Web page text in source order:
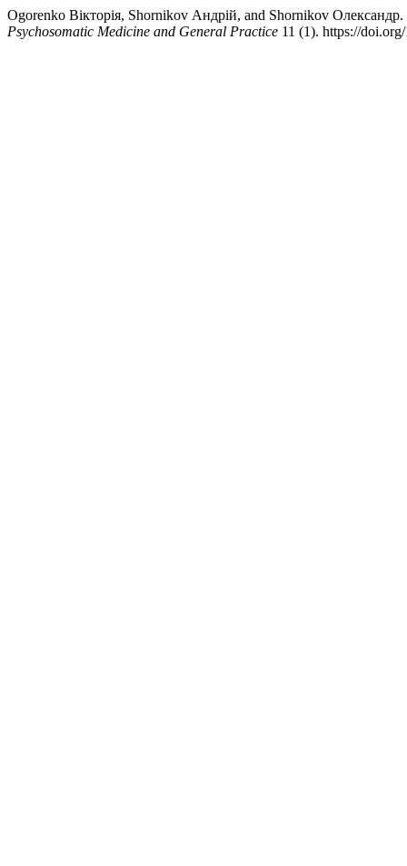
Ogorenko Вікторія, Shornikov Андрій, and Shornikov
Psychosomatic Medicine and General Practice 11 (1). https://